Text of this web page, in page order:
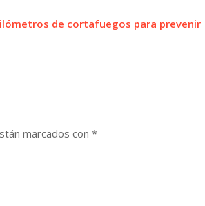
de cortafuegos para prevenir
marcados con *